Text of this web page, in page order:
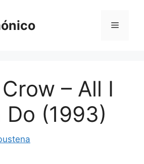
Menú
– All I
Do (1993)